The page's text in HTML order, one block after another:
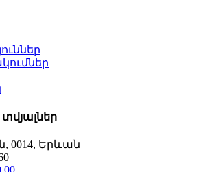
0014, Երևան
00